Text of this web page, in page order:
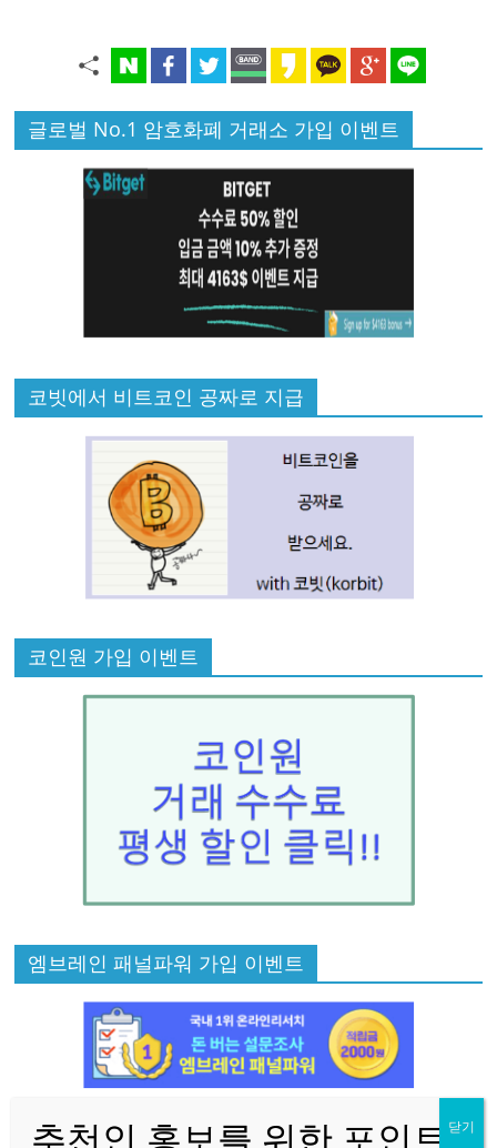
글로벌 No.1 암호화폐 거래소 가입 이벤트
코빗에서 비트코인 공짜로 지급
코인원 가입 이벤트
엠브레인 패널파워 가입 이벤트